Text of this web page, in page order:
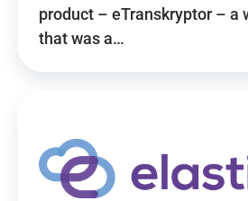
product – eTranskryptor – a
that was a…